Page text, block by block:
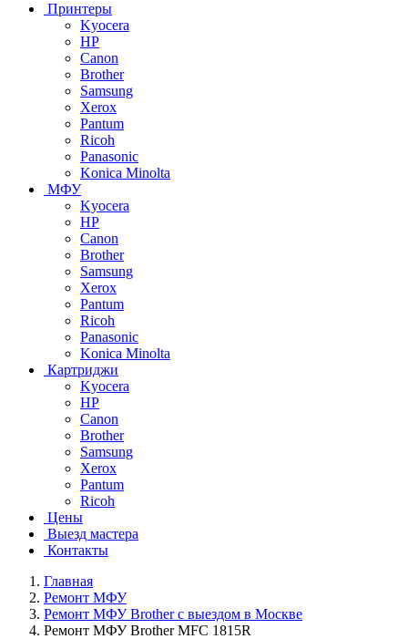
Принтеры
Kyocera
HP
Canon
Brother
Samsung
Xerox
Pantum
Ricoh
Panasonic
Konica Minolta
МФУ
Kyocera
HP
Canon
Brother
Samsung
Xerox
Pantum
Ricoh
Panasonic
Konica Minolta
Картриджи
Kyocera
HP
Canon
Brother
Samsung
Xerox
Pantum
Ricoh
Цены
Выезд мастера
Контакты
Главная
Ремонт МФУ
Ремонт МФУ Brother с выездом в Москве
Ремонт МФУ Brother MFC 1815R